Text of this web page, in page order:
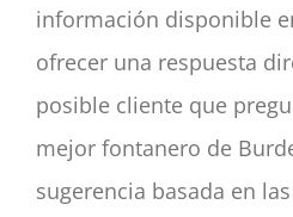
información disponible
ofrecer una respuesta
posible cliente que
mejor fontanero de
sugerencia basada en